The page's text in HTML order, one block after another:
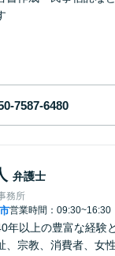
弁護士
務所
営業時間：09:30~16:30
年以上の豊富な経験
、宗教、消費者、女